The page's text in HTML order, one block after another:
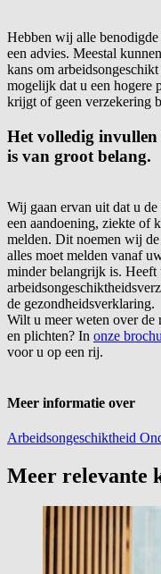
Hebben wij alle
een advies. Meestal
kans om
mogelijk dat u een hogere
krijgt of geen verzekering
Het volledig
is van groot belang.
Wij gaan ervan uit dat u
een aandoening, ziekte of
melden. Dit noemen wij
alles moet melden vanaf
minder belangrijk is. Heeft
de gezondheidsverklaring.
Wilt u meer weten over de
en plichten? In onze
voor u op een rij.
Meer informatie over
Arbeidsongeschiktheid
Meer relevante